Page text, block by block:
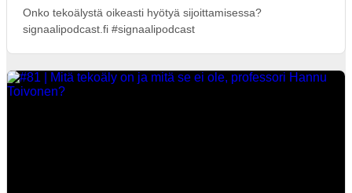
Onko tekoälystä oikeasti hyötyä sijoittamisessa?
signaalipodcast.fi #signaalipodcast